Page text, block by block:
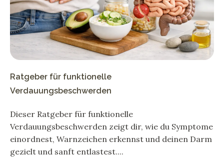
Ratgeber für funktionelle
Verdauungsbeschwerden
Dieser Ratgeber für funktionelle
Verdauungsbeschwerden zeigt dir, wie du Symptome
einordnest, Warnzeichen erkennst und deinen Darm
gezielt und sanft entlastest.